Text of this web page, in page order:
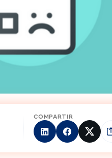
COMPARTIR